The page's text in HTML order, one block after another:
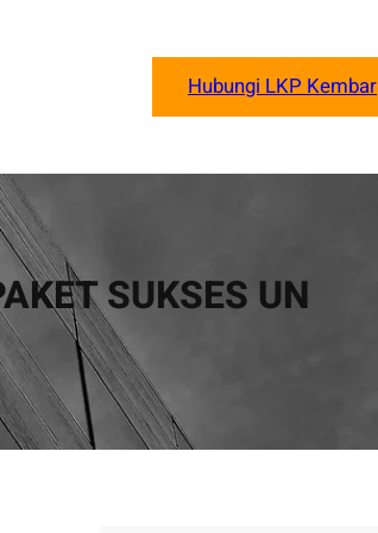
Hubungi LKP Kembar
SUKSES UN